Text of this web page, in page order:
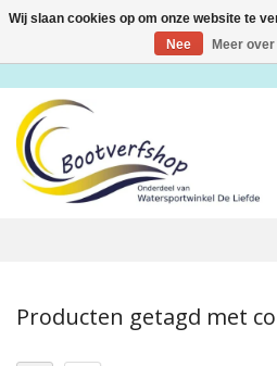
Toggle
Producten getagd met
Wij slaan cookies op om onze website te
Nee
Meer